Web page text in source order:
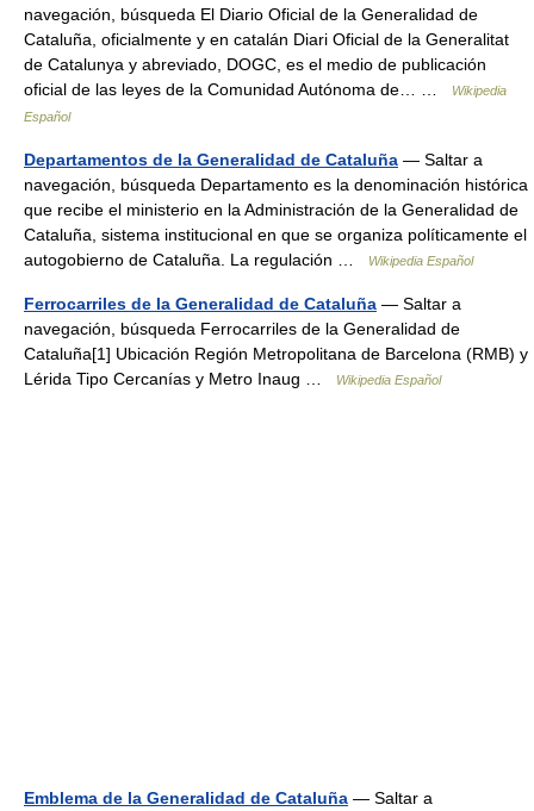
navegación, búsqueda El Diario Oficial de la Generalidad de
Cataluña, oficialmente y en catalán Diari Oficial de la Generalitat
de Catalunya y abreviado, DOGC, es el medio de publicación
oficial de las leyes de la Comunidad Autónoma de… …
Wikipedia
Español
Departamentos de la Generalidad de Cataluña — Saltar a
navegación, búsqueda Departamento es la denominación histórica
que recibe el ministerio en la Administración de la Generalidad de
Cataluña, sistema institucional en que se organiza políticamente el
autogobierno de Cataluña. La regulación …
Wikipedia Español
Ferrocarriles de la Generalidad de Cataluña — Saltar a
navegación, búsqueda Ferrocarriles de la Generalidad de
Cataluña[1] Ubicación Región Metropolitana de Barcelona (RMB) y
Lérida Tipo Cercanías y Metro Inaug …
Wikipedia Español
Emblema de la Generalidad de Cataluña — Saltar a